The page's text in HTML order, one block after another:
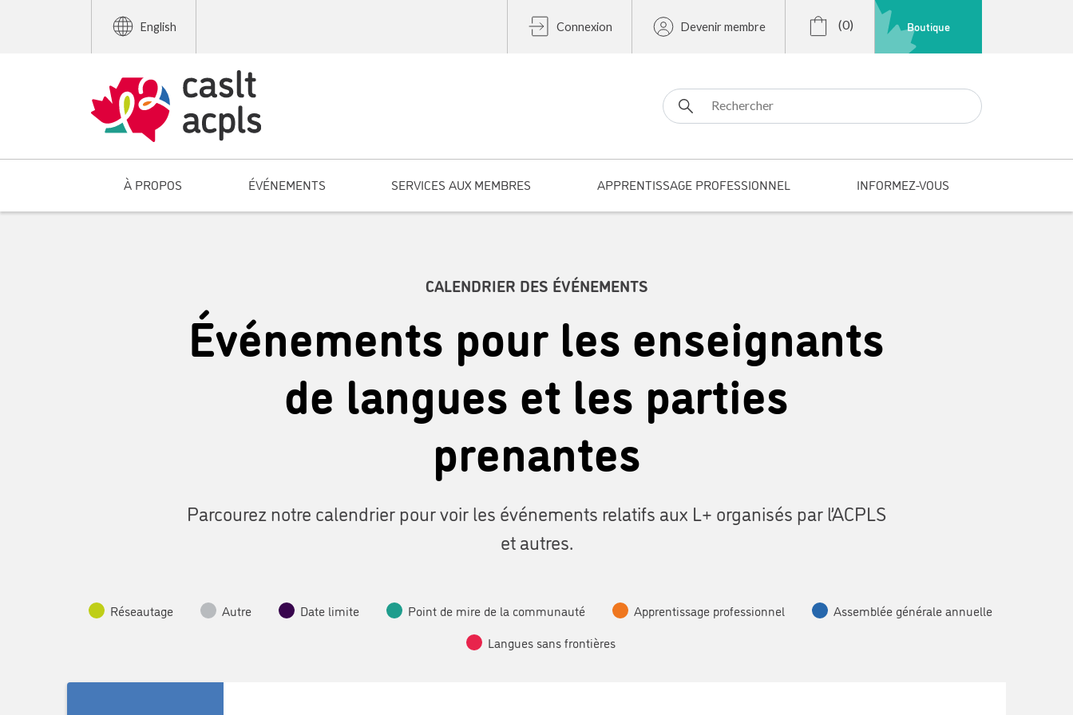
English Connexion Devenir membre (0) Boutique
Search for:
À PROPOS ÉVÉNEMENTS SERVICES AUX MEMBRES APPRENTISSAGE PROFESSIONNEL INFORMEZ-VOUS
CALENDRIER DES ÉVÉNEMENTS
Événements pour les enseignants
de langues et les parties
prenantes
Parcourez notre calendrier pour voir les événements relatifs aux L+ organisés par l’ACPLS
et autres.
Réseautage Autre Date limite Point de mire de la communauté Apprentissage professionnel
Assemblée générale annuelle
Langues sans frontières